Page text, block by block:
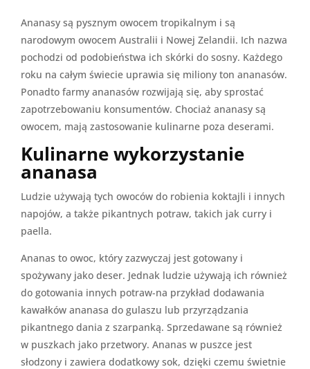
Ananasy są pysznym owocem tropikalnym i są
narodowym owocem Australii i Nowej Zelandii. Ich nazwa
pochodzi od podobieństwa ich skórki do sosny. Każdego
roku na całym świecie uprawia się miliony ton ananasów.
Ponadto farmy ananasów rozwijają się, aby sprostać
zapotrzebowaniu konsumentów. Chociaż ananasy są
owocem, mają zastosowanie kulinarne poza deserami.
Kulinarne wykorzystanie
ananasa
Ludzie używają tych owoców do robienia koktajli i innych
napojów, a także pikantnych potraw, takich jak curry i
paella.
Ananas to owoc, który zazwyczaj jest gotowany i
spożywany jako deser. Jednak ludzie używają ich również
do gotowania innych potraw-na przykład dodawania
kawałków ananasa do gulaszu lub przyrządzania
pikantnego dania z szarpanką. Sprzedawane są również
w puszkach jako przetwory. Ananas w puszce jest
słodzony i zawiera dodatkowy sok, dzięki czemu świetnie